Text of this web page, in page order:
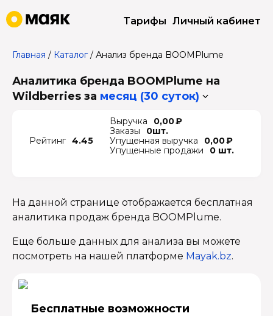
Тарифы Личный кабинет
Главная / Каталог/ Анализ бренда BOOMPlume
Аналитика бренда BOOMPlume на
Wildberries за месяц (30 суток)
Рейтинг 4.45
Выручка
0,00 ₽
Заказы
0шт.
Упущенная выручка
0,00 ₽
Упущенные продажи
0 шт.
На данной странице отображается бесплатная
аналитика продаж бренда BOOMPlume.
Еще больше данных для анализа вы можете
посмотреть на нашей платформе Mayak.bz.
Бесплатные возмож­ности